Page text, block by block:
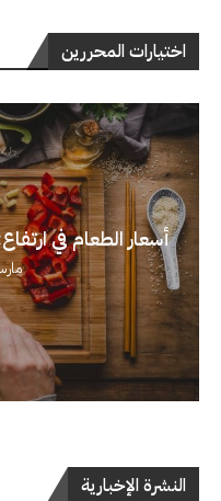
اختيارات المحررين
أسعار الطعام في
مارس
النشرة الإخبارية